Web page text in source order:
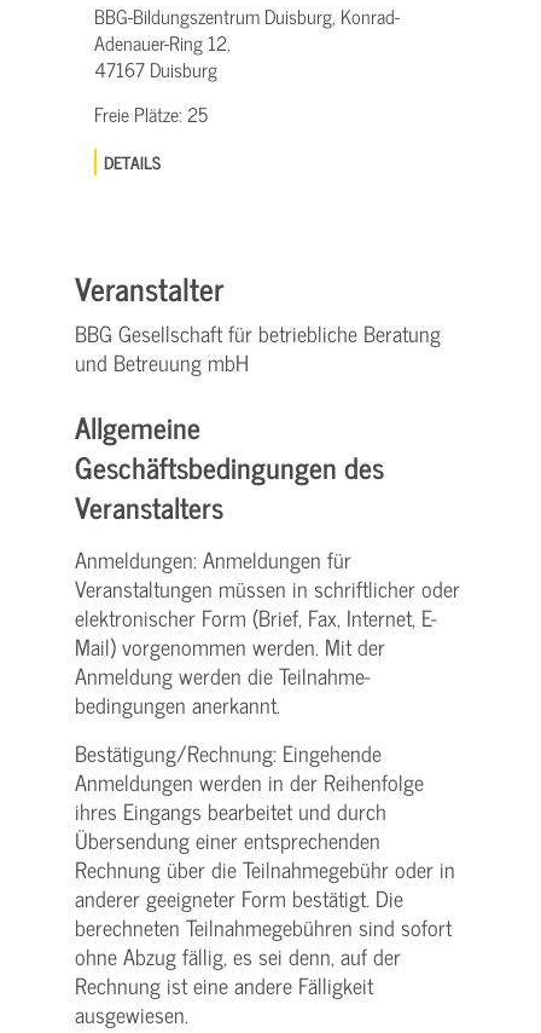
BBG-Bildungszentrum Duisburg, Konrad-
Adenauer-Ring 12,
47167 Duisburg
Freie Plätze:25
DETAILS
Veranstalter
BBG Gesellschaft für betriebliche Beratung
und Betreuung mbH
Allgemeine
Geschäftsbedingungen des
Veranstalters
Anmeldungen: Anmeldungen für
Veranstaltungen müssen in schriftlicher oder
elektronischer Form (Brief, Fax, Internet, E-
Mail) vorgenommen werden. Mit der
Anmeldung werden die Teilnahme­
bedingungen anerkannt.
Bestätigung­/Rechnung: Eingehende
Anmeldungen werden in der Reihenfolge
ihres Eingangs bearbeitet und durch
Übersendung einer entsprechenden
Rechnung über die Teilnahmegebühr oder in
anderer geeigneter Form bestätigt. Die
berechneten Teilnahmegebühren sind sofort
ohne Abzug fällig, es sei denn, auf der
Rechnung ist eine andere Fälligkeit
ausgewiesen.